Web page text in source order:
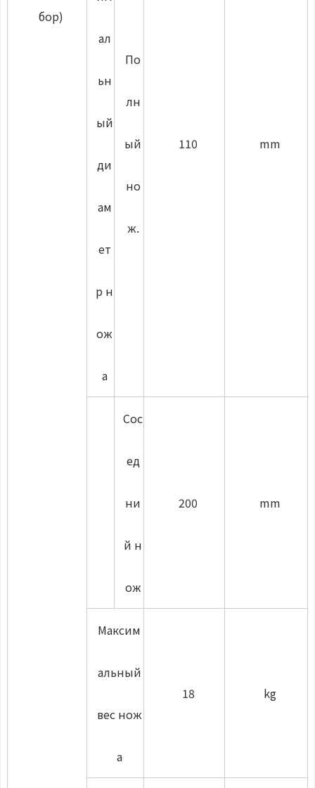
бор)
ал
ьн
ый
ди
ам
ет
р н
ож
а
По
лн
ый
но
ж.
110 mm
Сос
ед
ни
й н
ож
200 mm
Максим
альный
вес нож
а
18 kg